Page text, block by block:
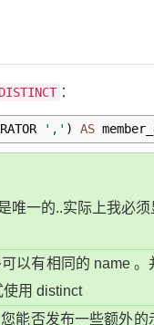
DISTINCT ：
',' ) AS
唯一的..实际上我必
以有相同的 name
用 distinct
能否发布一些额外